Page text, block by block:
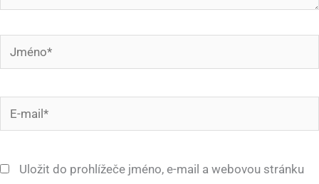
Jméno*
mail*
Uložit do prohlížeče jméno, e-mail a webovou stránku